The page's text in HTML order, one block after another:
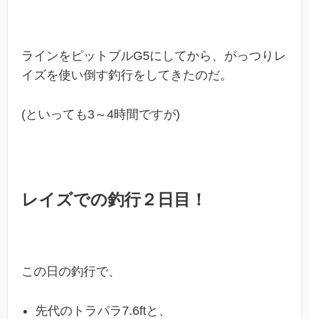
ラインをピットブルG5にしてから、がっつりレ
イズを使い倒す釣行をしてきたのだ。
(といっても3～4時間ですが)
レイズでの釣行２日目！
この日の釣行で、
先代のトラパラ7.6ftと、